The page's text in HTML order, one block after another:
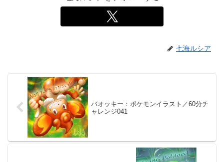
七海ルシア
バオッキー：ポケモンイラスト／60分チ
ャレンジ041